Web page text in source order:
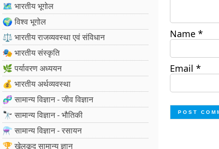
🗺️ भारतीय भूगोल
🌍 विश्व भूगोल
⚖️ भारतीय राजव्यवस्था एवं संविधान
🎭 भारतीय संस्कृति
🌿 पर्यावरण अध्ययन
💰 भारतीय अर्थव्यवस्था
🧬 सामान्य विज्ञान - जीव विज्ञान
🔭 सामान्य विज्ञान - भौतिकी
⚗️ सामान्य विज्ञान - रसायन
🏆 खेलकूद सामान्य ज्ञान
Name *
Email *